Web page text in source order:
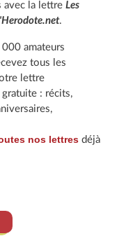
avec la lettre Les
.
amateurs
tous les
lettre
: récits,
nos lettresdéjà